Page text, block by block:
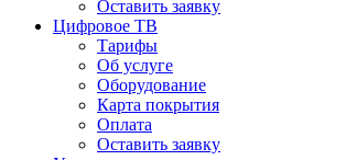
Оставить заявку
Цифровое ТВ
Тарифы
Об услуге
Оборудование
Карта покрытия
Оплата
Оставить заявку